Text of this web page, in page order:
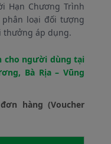
Hạn Chương Trình
loại đối tượng
thưởng áp dụng.
cho người dùng tại
Bà Rịa – Vũng
hàng (Voucher